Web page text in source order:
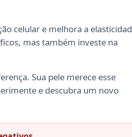
celular e melhora a
mas também investe na
Sua pele merece esse
e descubra um novo